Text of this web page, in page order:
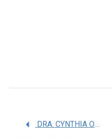
DRA. CYNTHIA ORDAZ PICHARDO